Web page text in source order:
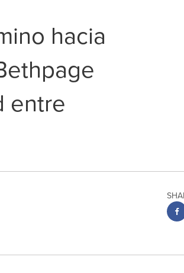
hacia
entre